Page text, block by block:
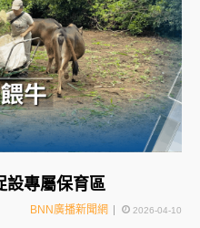
專屬保育區
BNN廣播新聞網 2026-04-10